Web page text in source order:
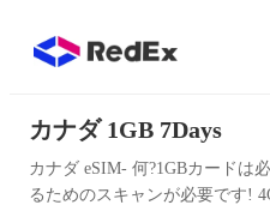
カナダ 1GB 7Days
カナダ eSIM- 何?1GBカードは
るためのスキャンが必要です!